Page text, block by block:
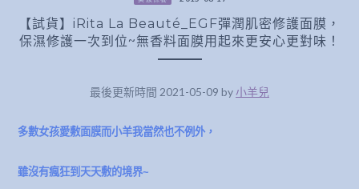
【試貨】iRita La Beauté_EGF彈潤肌密修護面膜，
保濕修護一次到位~無香料面膜用起來更安心更對味！
最後更新時間 2021-05-09 by 小羊兒
多數女孩愛敷面膜而小羊我當然也不例外，
雖沒有瘋狂到天天敷的境界~